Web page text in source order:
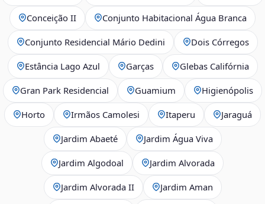
Conceição II Conjunto Habitacional Água Branca
Conjunto Residencial Mário Dedini Dois Córregos
Estância Lago Azul Garças Glebas Califórnia
Gran Park Residencial Guamium Higienópolis
Horto Irmãos Camolesi Itaperu Jaraguá
Jardim Abaeté Jardim Água Viva
Jardim Algodoal Jardim Alvorada
Jardim Alvorada II Jardim Aman